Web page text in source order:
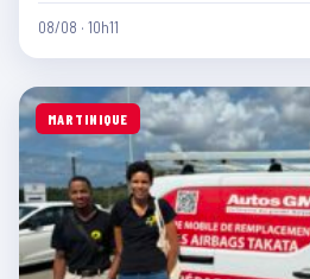
08/08 · 10h11
MARTINIQUE